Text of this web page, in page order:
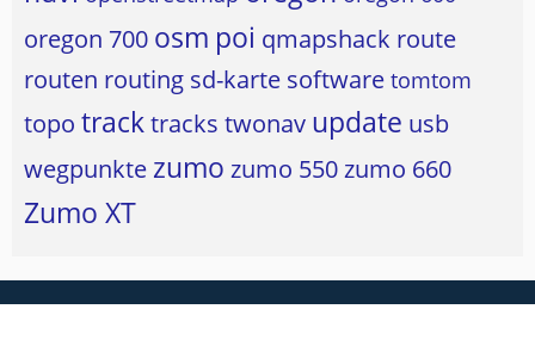
oregon 700 osm poi qmapshack route
routen routing sd-karte software tomtom
topo tracktracks twonav update usb
wegpunkte zumo zumo 550zumo 660
Zumo XT